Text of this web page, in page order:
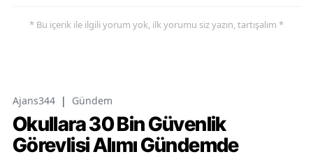
* Bu içerik ile ilgili yorum yok, ilk yorumu siz yazın, tartışalım *
Ajans344 | Gündem
Okullara 30 Bin Güvenlik
Görevlisi Alımı Gündemde